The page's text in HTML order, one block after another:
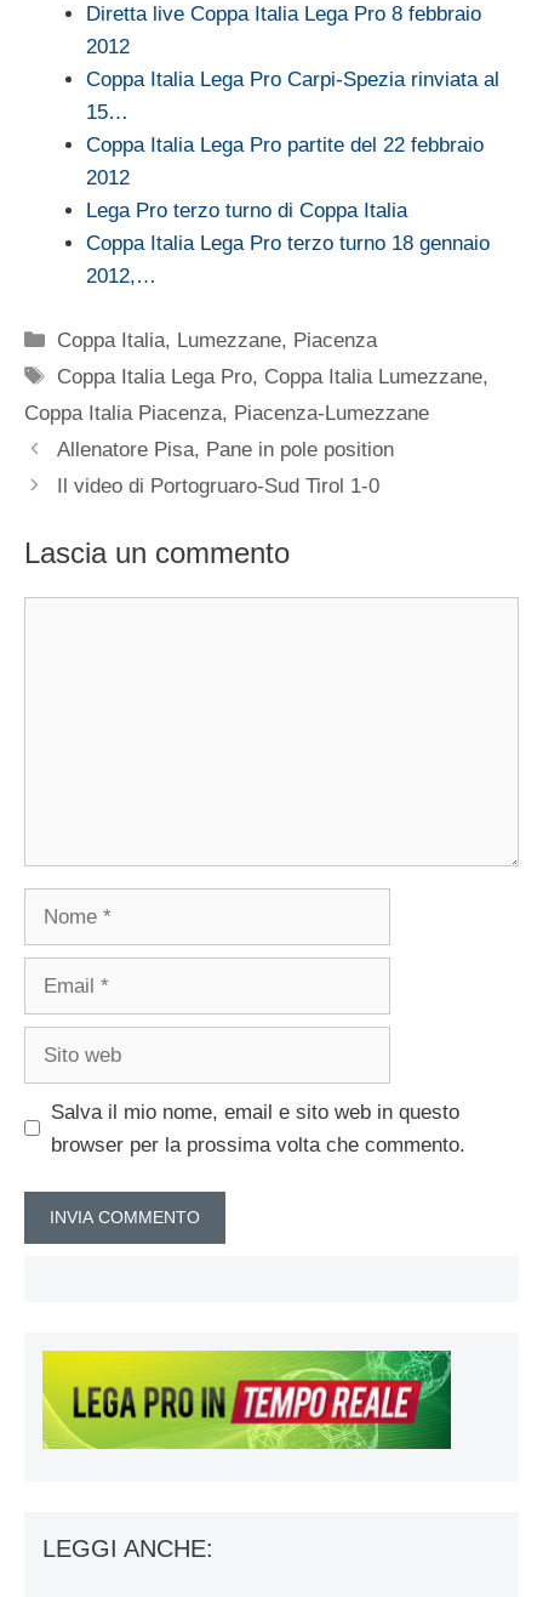
Diretta live Coppa Italia Lega Pro 8 febbraio
2012
Coppa Italia Lega Pro Carpi-Spezia rinviata al
15…
Coppa Italia Lega Pro partite del 22 febbraio
2012
Lega Pro terzo turno di Coppa Italia
Coppa Italia Lega Pro terzo turno 18 gennaio
2012,…
Categorie
Coppa Italia, Lumezzane, Piacenza
Tag
Coppa Italia Lega Pro, Coppa Italia Lumezzane,
Coppa Italia Piacenza, Piacenza-Lumezzane
Allenatore Pisa, Pane in pole position
Il video di Portogruaro-Sud Tirol 1-0
Lascia un commento
Nome
Email
Sito
Salva il mio nome, email e sito web in questo
browser per la prossima volta che commento.
LEGGI ANCHE: